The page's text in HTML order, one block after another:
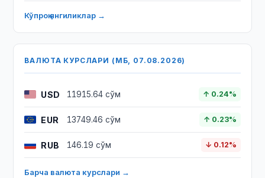
Кўпроқ янгиликлар →
ВАЛЮТА КУРСЛАРИ (МБ, 07.08.2026)
USD 11915.64 сўм ↑ 0.24%
EUR 13749.46 сўм ↑ 0.23%
RUB 146.19 сўм ↓ 0.12%
Барча валюта курслари →